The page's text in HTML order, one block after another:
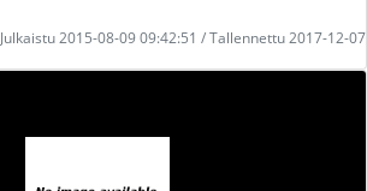
Julkaistu 2015-08-09 09:42:51 / Tallennettu 2017-12-07